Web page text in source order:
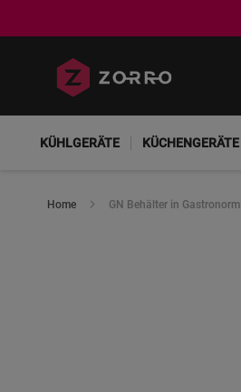
KÜHLGERÄTE KÜCHENGERÄTE
Home GN Behälter in Gastronorm